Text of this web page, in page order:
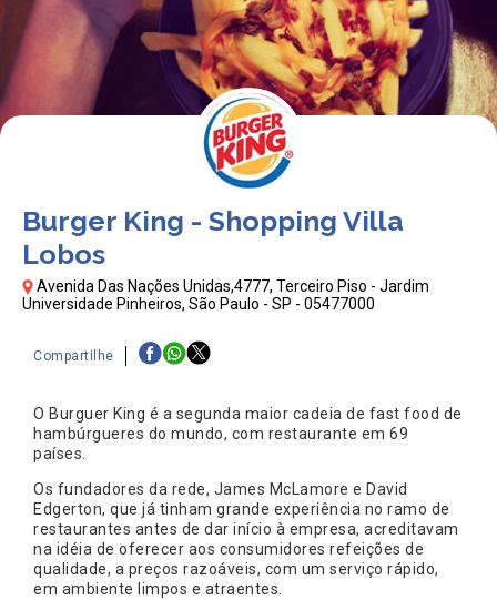
Burger King - Shopping Villa
Lobos
Avenida Das Nações Unidas,4777, Terceiro Piso - Jardim
Universidade Pinheiros, São Paulo - SP - 05477000
Compartilhe
O Burguer King é a segunda maior cadeia de fast food de
hambúrgueres do mundo, com restaurante em 69
países.
Os fundadores da rede, James McLamore e David
Edgerton, que já tinham grande experiência no ramo de
restaurantes antes de dar início à empresa, acreditavam
na idéia de oferecer aos consumidores refeições de
qualidade, a preços razoáveis, com um serviço rápido,
em ambiente limpos e atraentes.